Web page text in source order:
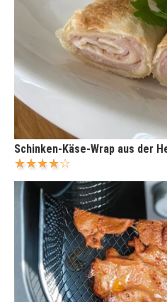
Schinken-Käse-Wrap aus der